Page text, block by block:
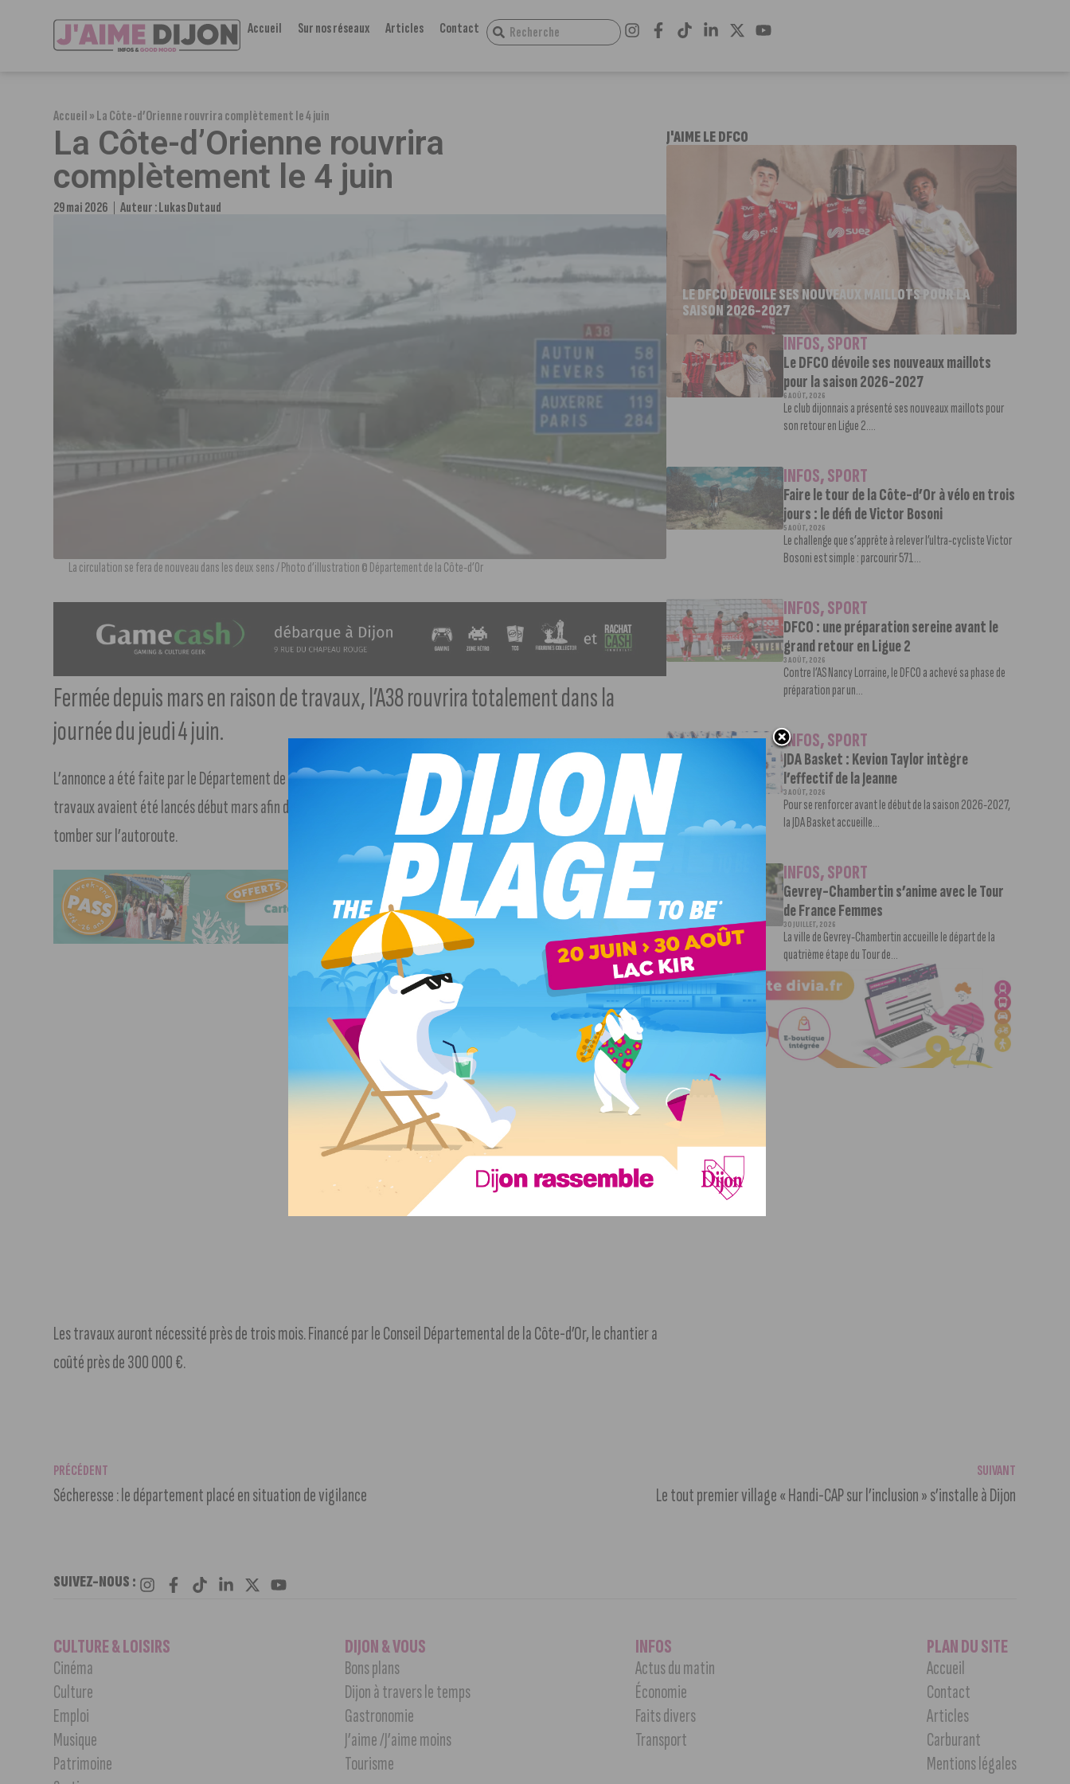
Accueil Sur nos réseaux Articles Contact
Accueil»La Côte-d’Orienne rouvrira complètement le 4 juin
La Côte-d’Orienne rouvrira
complètement le 4 juin
29 mai 2026 Auteur :Lukas Dutaud
La circulation se fera de nouveau dans les deux sens / Photo d’illustration © Département de la Côte-d’Or
Fermée depuis mars en raison de travaux, l’A38 rouvrira totalement dans la
journée du jeudi 4 juin.
L’annonce a été faite par le Département de la Côte-d’Or : la Côte-d’Orienne rouvrira entièrement le jeudi 4 juin. Des
travaux avaient été lancés début mars afin de sécuriser la falaise de Créancey. Des blocs rocheux menaçaient de
tomber sur l’autoroute.
Les travaux auront nécessité près de trois mois. Financé par le Conseil Départemental de la Côte-d’Or, le chantier a
coûté près de 300 000 €.
J'AIME LE DFCO
LE DFCO DÉVOILE SES NOUVEAUX MAILLOTS POUR LA
SAISON 2026-2027
INFOS,SPORT
Le DFCO dévoile ses nouveaux maillots
pour la saison 2026-2027
6 AOÛT, 2026
Le club dijonnais a présenté ses nouveaux maillots pour
son retour en Ligue 2....
INFOS,SPORT
Faire le tour de la Côte-d’Or à vélo en trois
jours : le défi de Victor Bosoni
5 AOÛT, 2026
Le challenge que s’apprête à relever l’ultra-cycliste Victor
Bosoni est simple : parcourir 571...
INFOS,SPORT
DFCO : une préparation sereine avant le
grand retour en Ligue 2
3 AOÛT, 2026
Contre l’AS Nancy Lorraine, le DFCO a achevé sa phase de
préparation par un...
INFOS,SPORT
JDA Basket : Kevion Taylor intègre
l’effectif de la Jeanne
3 AOÛT, 2026
Pour se renforcer avant le début de la saison 2026-2027,
la JDA Basket accueille...
INFOS,SPORT
Gevrey-Chambertin s’anime avec le Tour
de France Femmes
30 JUILLET, 2026
La ville de Gevrey-Chambertin accueille le départ de la
quatrième étape du Tour de...
PRÉCÉDENT
Sécheresse : le département placé en situation de vigilance
SUIVANT
Le tout premier village « Handi-CAP sur l’inclusion » s’installe à Dijon
SUIVEZ-NOUS :
CULTURE & LOISIRS
Cinéma
Culture
Emploi
Musique
Patrimoine
DIJON & VOUS
Bons plans
Dijon à travers le temps
Gastronomie
J’aime /J’aime moins
Tourisme
INFOS
Actus du matin
Économie
Faits divers
Transport
PLAN DU SITE
Accueil
Contact
Articles
Carburant
Mentions légales